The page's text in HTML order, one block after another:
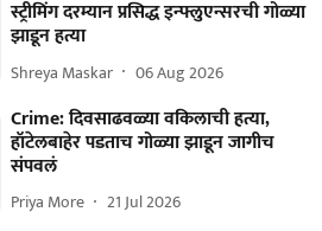
स्ट्रीमिंग दरम्यान प्रसिद्ध इन्फ्लुएन्सरची गोळ्या
झाडून हत्या
Shreya Maskar 06 Aug 2026
Crime: दिवसाढवळ्या वकिलाची हत्या,
हॉटेलबाहेर पडताच गोळ्या झाडून जागीच
संपवलं
Priya More 21 Jul 2026